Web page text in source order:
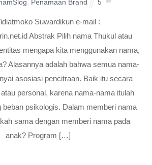
Penamaan Brand 5
Suwardikun e-mail :
Abstrak Pilih nama Thukul atau
mengapa kita menggunakan nama,
Alasannya adalah bahwa semua nama-
asosiasi pencitraan. Baik itu secara
personal, karena nama-nama itulah
beban psikologis. Dalam memberi nama
sama dengan memberi nama pada
anak? Program […]